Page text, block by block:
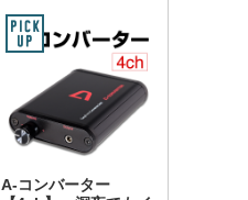
A-コンバーター